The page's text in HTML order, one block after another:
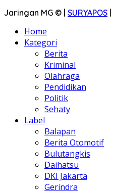
Jaringan MG © | SURYAPOS |
Home
Kategori
Berita
Kriminal
Olahraga
Pendidikan
Politik
Sehaty
Label
Balapan
Berita Otomotif
Bulutangkis
Daihatsu
DKI Jakarta
Gerindra